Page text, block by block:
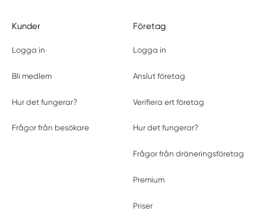
Kunder
Logga in
Bli medlem
Hur det fungerar?
Frågor från besökare
Företag
Logga in
Anslut företag
Verifiera ert företag
Hur det fungerar?
Frågor från dräneringsföretag
Premium
Priser